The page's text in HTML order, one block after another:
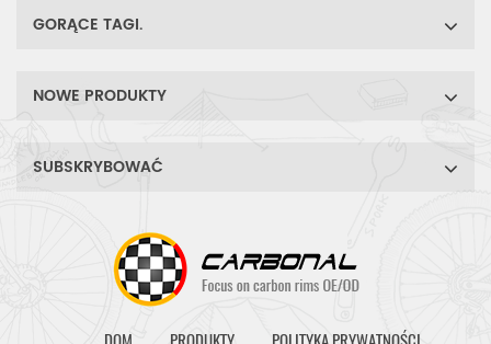
GORĄCE TAGI.
NOWE PRODUKTY
SUBSKRYBOWAĆ